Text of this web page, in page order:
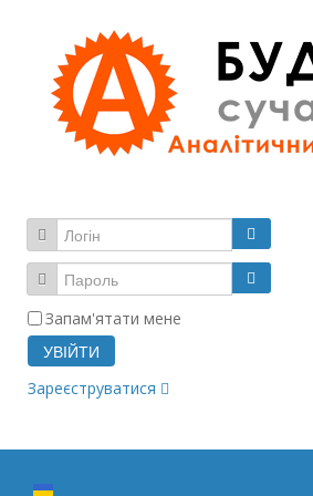
Запам'ятати мене
УВІЙТИ
Зареєструватися